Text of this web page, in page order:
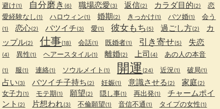
避け(1) 自分磨き (6) 職場恋愛(3) 返信(2) カラダ目的(2)
恋
愛経験なし (1) ハロウィン(1) 婚期(2) きっかけ(1) バツ婚(1) 会う
(1) 恋心(2) バツイチ(3) 愛(1) 彼女もち (5) 過ごし方(2)
カ
ップル(2) 仕事(18) 会話(1) 既婚者(1) 引き寄せ(5) 失恋
(4) 異性(1) ヘアースタイル(1) 離婚(2) 上司 (4) あの人の本音
(1) 服(1) 連絡(1) ソウルメイト (1) 開運 (24) 近況 (1) 破局(1)
占い(3) バツイチ子持ち (2) 妊娠(1) 意識させる (2) 家庭(2)
女子力 (1) モテ期(1) 願望(2) 隠し事(1) 再出発(1)
チャームポイ
ント (2) 片想われ(3) 不倫願望(1) 音信不通 (1) タイプの女性(1)